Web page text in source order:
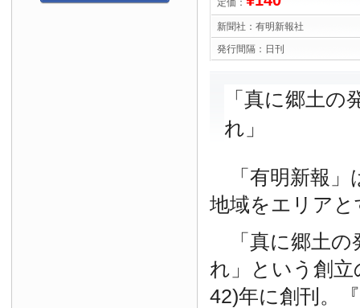
定価：
新聞社： 有明新報社
発行間隔： 日刊
「真に郷土の
れ」
「有明新報」
地域をエリア
「真に郷土の
れ」という創
42)年に創刊。